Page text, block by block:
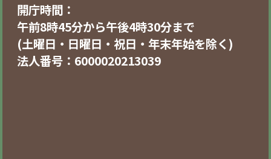
開庁時間：
午前8時45分から午後4時30分まで
(土曜日・日曜日・祝日・年末年始を除く)
法人番号：6000020213039